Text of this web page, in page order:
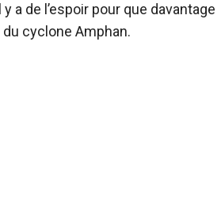
a de l’espoir pour que davantage
cyclone Amphan.